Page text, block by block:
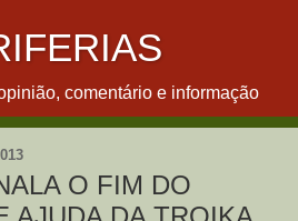
comentário e informação
O FIM DO